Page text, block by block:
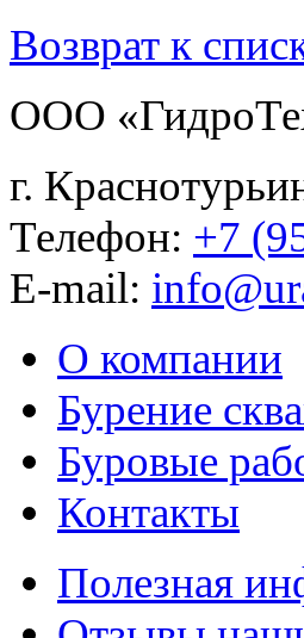
Возврат к
ООО
г.
Телефон: +7
E-mail:
О компании
Бурение
Буровые
Контакты
Полезная